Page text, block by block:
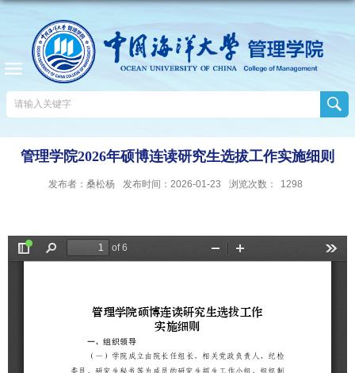
管理学院2026年硕博连读研究生选拔工作实施细则
发布者：桑松杨 发布时间：2026-01-23 浏览次数： 1298